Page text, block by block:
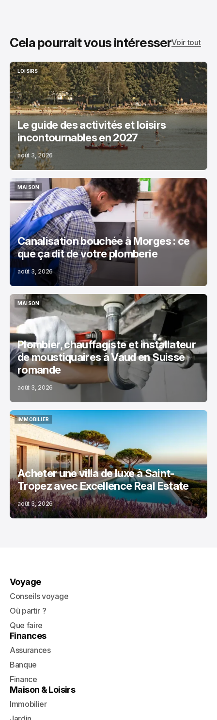
Cela pourrait vous intéresserVoir tout
LOISIRS
LOISIRS
Le guide des activités et loisirs
incontournables en 2027
août 3, 2026
MAISON
MAISON
Canalisation bouchée à Morges : ce
que ça dit de votre plomberie
août 3, 2026
MAISON
MAISON
Plombier, chauffagiste et installateur
de moustiquaires à Vaud en Suisse
romande
août 3, 2026
IMMOBILIER
IMMOBILIER
Acheter une villa de luxe à Saint-
Tropez avec Excellence Real Estate
août 3, 2026
Voyage
Conseils voyage
Où partir ?
Que faire
Finances
Assurances
Banque
Finance
Maison & Loisirs
Immobilier